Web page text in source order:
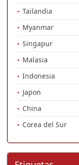
Tailandia
Myanmar
Singapur
Malasia
Indonesia
Japon
China
Corea del Sur